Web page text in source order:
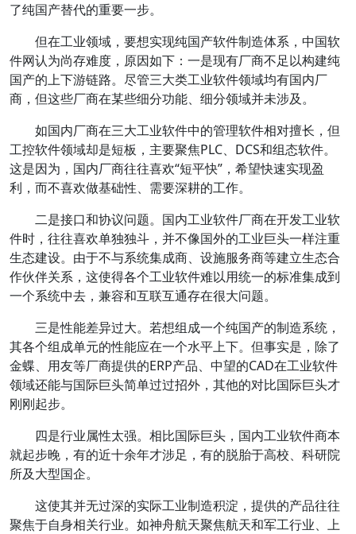
了纯国产替代的重要一步。
但在工业领域，要想实现纯国产软件制造体系，中国软
件网认为尚存难度，原因如下：一是现有厂商不足以构建纯
国产的上下游链路。尽管三大类工业软件领域均有国内厂
商，但这些厂商在某些细分功能、细分领域并未涉及。
如国内厂商在三大工业软件中的管理软件相对擅长，但
工控软件领域却是短板，主要聚焦PLC、DCS和组态软件。
这是因为，国内厂商往往喜欢“短平快”，希望快速实现盈
利，而不喜欢做基础性、需要深耕的工作。
二是接口和协议问题。国内工业软件厂商在开发工业软
件时，往往喜欢单独独斗，并不像国外的工业巨头一样注重
生态建设。由于不与系统集成商、设施服务商等建立生态合
作伙伴关系，这使得各个工业软件难以用统一的标准集成到
一个系统中去，兼容和互联互通存在很大问题。
三是性能差异过大。若想组成一个纯国产的制造系统，
其各个组成单元的性能应在一个水平上下。但事实是，除了
金蝶、用友等厂商提供的ERP产品、中望的CAD在工业软件
领域还能与国际巨头简单过过招外，其他的对比国际巨头才
刚刚起步。
四是行业属性太强。相比国际巨头，国内工业软件商本
就起步晚，有的近十余年才涉足，有的脱胎于高校、科研院
所及大型国企。
这使其并无过深的实际工业制造积淀，提供的产品往往
聚焦于自身相关行业。如神舟航天聚焦航天和军工行业、上